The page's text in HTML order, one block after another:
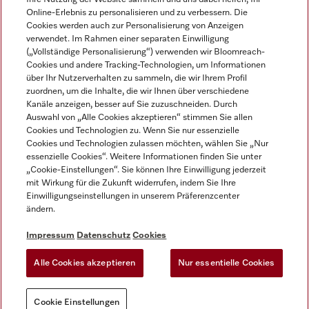
Impressum
AGB
Datenschutz
Nutzungsbedigungen
EU-Gesetzen über digitale Dienste
Miele auf Instagram
Miele auf Facebook
Miele auf Youtube
Online-Erlebnis zu personalisieren und zu verbessern. Die
Cookies werden auch zur Personalisierung von Anzeigen
verwendet. Im Rahmen einer separaten Einwilligung
(„Vollständige Personalisierung“) verwenden wir Bloomreach-
Cookies und andere Tracking-Technologien, um Informationen
über Ihr Nutzerverhalten zu sammeln, die wir Ihrem Profil
zuordnen, um die Inhalte, die wir Ihnen über verschiedene
Kanäle anzeigen, besser auf Sie zuzuschneiden. Durch
Auswahl von „Alle Cookies akzeptieren“ stimmen Sie allen
Cookies und Technologien zu. Wenn Sie nur essenzielle
Cookies und Technologien zulassen möchten, wählen Sie „Nur
essenzielle Cookies“. Weitere Informationen finden Sie unter
„Cookie-Einstellungen“. Sie können Ihre Einwilligung jederzeit
mit Wirkung für die Zukunft widerrufen, indem Sie Ihre
Einwilligungseinstellungen in unserem Präferenzcenter
ändern.
Impressum Datenschutz Cookies
Alle Cookies akzeptieren Nur essentielle Cookies
Cookie Einstellungen